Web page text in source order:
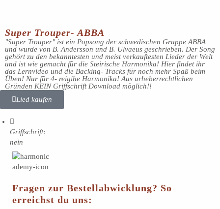
Super Trouper- ABBA
"Super Trouper" ist ein Popsong der schwedischen Gruppe ABBA
und wurde von B. Andersson und B. Ulvaeus geschrieben. Der Song
gehört zu den bekanntesten und meist verkauftesten Lieder der Welt
und ist wie gemacht für die Steirische Harmonika! Hier findet ihr
das Lernvideo und die Backing- Tracks für noch mehr Spaß beim
Üben! Nur für 4- reigihe Harmonika! Aus urheberrechtlichen
Gründen KEIN Griffschrift Download möglich!!
Lied kaufen
Griffschrift:
nein
Fragen zur Bestellabwicklung? So
erreichst du uns: